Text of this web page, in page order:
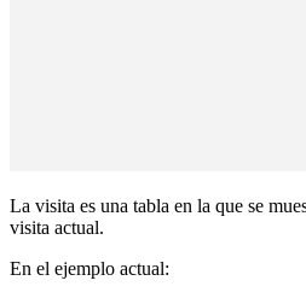
La visita es una tabla en la que se
visita actual.
En el ejemplo actual: